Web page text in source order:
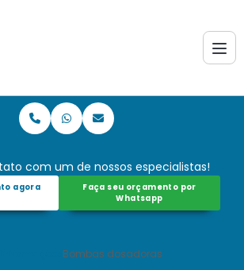
com um de nossos especialistas!
agora
Faça seu orçamento por
Whatsapp
Bombas dosadoras